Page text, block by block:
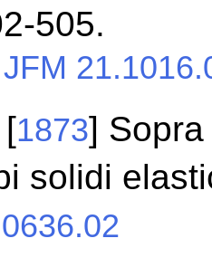
505.
JFM
[1873]
solidi